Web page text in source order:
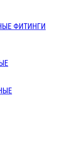
ФИТИНГИ